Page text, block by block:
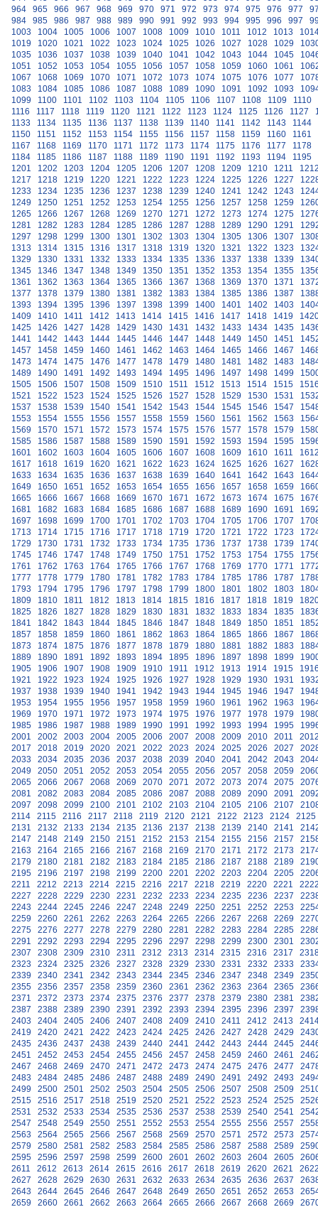
964
965 966 967 968 969 970 971 972 973 974 975 976 977
984
985 986 987 988 989 990 991 992 993 994 995 996 997
1003
1004 1005 1006 1007 1008 1009 1010 1011 1012 1013
1019
1020 1021 1022 1023 1024 1025 1026 1027 1028 1029
1035
1036 1037 1038 1039 1040 1041 1042 1043 1044 1045
1051
1052 1053 1054 1055 1056 1057 1058 1059 1060 1061
1067
1068 1069 1070 1071 1072 1073 1074 1075 1076 1077
1083
1084 1085 1086 1087 1088 1089 1090 1091 1092 1093
1099
1100 1101 1102 1103 1104 1105 1106 1107 1108 1109
1110
1116
1117 1118 1119 1120 1121 1122 1123 1124 1125 1126 1127
1133
1134 1135 1136 1137 1138 1139 1140 1141 1142 1143
1144
1150
1151 1152 1153 1154 1155 1156 1157 1158 1159 1160
1161
1167
1168 1169 1170 1171 1172 1173 1174 1175 1176 1177
1178
1184
1185 1186 1187 1188 1189 1190 1191 1192 1193 1194
1195
1201
1202 1203 1204 1205 1206 1207 1208 1209 1210 1211
1217
1218 1219 1220 1221 1222 1223 1224 1225 1226 1227
1233
1234 1235 1236 1237 1238 1239 1240 1241 1242 1243
1249
1250 1251 1252 1253 1254 1255 1256 1257 1258 1259
1265
1266 1267 1268 1269 1270 1271 1272 1273 1274 1275
1281
1282 1283 1284 1285 1286 1287 1288 1289 1290 1291
1297
1298 1299 1300 1301 1302 1303 1304 1305 1306 1307
1313
1314 1315 1316 1317 1318 1319 1320 1321 1322 1323
1329
1330 1331 1332 1333 1334 1335 1336 1337 1338 1339
1345
1346 1347 1348 1349 1350 1351 1352 1353 1354 1355
1361
1362 1363 1364 1365 1366 1367 1368 1369 1370 1371
1377
1378 1379 1380 1381 1382 1383 1384 1385 1386 1387
1393
1394 1395 1396 1397 1398 1399 1400 1401 1402 1403
1409
1410 1411 1412 1413 1414 1415 1416 1417 1418 1419
1425
1426 1427 1428 1429 1430 1431 1432 1433 1434 1435
1441
1442 1443 1444 1445 1446 1447 1448 1449 1450 1451
1457
1458 1459 1460 1461 1462 1463 1464 1465 1466 1467
1473
1474 1475 1476 1477 1478 1479 1480 1481 1482 1483
1489
1490 1491 1492 1493 1494 1495 1496 1497 1498 1499
1505
1506 1507 1508 1509 1510 1511 1512 1513 1514 1515
1521
1522 1523 1524 1525 1526 1527 1528 1529 1530 1531
1537
1538 1539 1540 1541 1542 1543 1544 1545 1546 1547
1553
1554 1555 1556 1557 1558 1559 1560 1561 1562 1563
1569
1570 1571 1572 1573 1574 1575 1576 1577 1578 1579
1585
1586 1587 1588 1589 1590 1591 1592 1593 1594 1595
1601
1602 1603 1604 1605 1606 1607 1608 1609 1610 1611
1617
1618 1619 1620 1621 1622 1623 1624 1625 1626 1627
1633
1634 1635 1636 1637 1638 1639 1640 1641 1642 1643
1649
1650 1651 1652 1653 1654 1655 1656 1657 1658 1659
1665
1666 1667 1668 1669 1670 1671 1672 1673 1674 1675
1681
1682 1683 1684 1685 1686 1687 1688 1689 1690 1691
1697
1698 1699 1700 1701 1702 1703 1704 1705 1706 1707
1713
1714 1715 1716 1717 1718 1719 1720 1721 1722 1723
1729
1730 1731 1732 1733 1734 1735 1736 1737 1738 1739
1745
1746 1747 1748 1749 1750 1751 1752 1753 1754 1755
1761
1762 1763 1764 1765 1766 1767 1768 1769 1770 1771
1777
1778 1779 1780 1781 1782 1783 1784 1785 1786 1787
1793
1794 1795 1796 1797 1798 1799 1800 1801 1802 1803
1809
1810 1811 1812 1813 1814 1815 1816 1817 1818 1819
1825
1826 1827 1828 1829 1830 1831 1832 1833 1834 1835
1841
1842 1843 1844 1845 1846 1847 1848 1849 1850 1851
1857
1858 1859 1860 1861 1862 1863 1864 1865 1866 1867
1873
1874 1875 1876 1877 1878 1879 1880 1881 1882 1883
1889
1890 1891 1892 1893 1894 1895 1896 1897 1898 1899
1905
1906 1907 1908 1909 1910 1911 1912 1913 1914 1915
1921
1922 1923 1924 1925 1926 1927 1928 1929 1930 1931
1937
1938 1939 1940 1941 1942 1943 1944 1945 1946 1947
1953
1954 1955 1956 1957 1958 1959 1960 1961 1962 1963
1969
1970 1971 1972 1973 1974 1975 1976 1977 1978 1979
1985
1986 1987 1988 1989 1990 1991 1992 1993 1994 1995
2001
2002 2003 2004 2005 2006 2007 2008 2009 2010 2011
2017
2018 2019 2020 2021 2022 2023 2024 2025 2026 2027
2033
2034 2035 2036 2037 2038 2039 2040 2041 2042 2043
2049
2050 2051 2052 2053 2054 2055 2056 2057 2058 2059
2065
2066 2067 2068 2069 2070 2071 2072 2073 2074 2075
2081
2082 2083 2084 2085 2086 2087 2088 2089 2090 2091
2097
2098 2099 2100 2101 2102 2103 2104 2105 2106 2107
2114
2115 2116 2117 2118 2119 2120 2121 2122 2123 2124
2125
2131
2132 2133 2134 2135 2136 2137 2138 2139 2140 2141
2147
2148 2149 2150 2151 2152 2153 2154 2155 2156 2157
2163
2164 2165 2166 2167 2168 2169 2170 2171 2172 2173
2179
2180 2181 2182 2183 2184 2185 2186 2187 2188 2189
2195
2196 2197 2198 2199 2200 2201 2202 2203 2204 2205
2211
2212 2213 2214 2215 2216 2217 2218 2219 2220 2221
2227
2228 2229 2230 2231 2232 2233 2234 2235 2236 2237
2243
2244 2245 2246 2247 2248 2249 2250 2251 2252 2253
2259
2260 2261 2262 2263 2264 2265 2266 2267 2268 2269
2275
2276 2277 2278 2279 2280 2281 2282 2283 2284 2285
2291
2292 2293 2294 2295 2296 2297 2298 2299 2300 2301
2307
2308 2309 2310 2311 2312 2313 2314 2315 2316 2317
2323
2324 2325 2326 2327 2328 2329 2330 2331 2332 2333
2339
2340 2341 2342 2343 2344 2345 2346 2347 2348 2349
2355
2356 2357 2358 2359 2360 2361 2362 2363 2364 2365
2371
2372 2373 2374 2375 2376 2377 2378 2379 2380 2381
2387
2388 2389 2390 2391 2392 2393 2394 2395 2396 2397
2403
2404 2405 2406 2407 2408 2409 2410 2411 2412 2413
2419
2420 2421 2422 2423 2424 2425 2426 2427 2428 2429
2435
2436 2437 2438 2439 2440 2441 2442 2443 2444 2445
2451
2452 2453 2454 2455 2456 2457 2458 2459 2460 2461
2467
2468 2469 2470 2471 2472 2473 2474 2475 2476 2477
2483
2484 2485 2486 2487 2488 2489 2490 2491 2492 2493
2499
2500 2501 2502 2503 2504 2505 2506 2507 2508 2509
2515
2516 2517 2518 2519 2520 2521 2522 2523 2524 2525
2531
2532 2533 2534 2535 2536 2537 2538 2539 2540 2541
2547
2548 2549 2550 2551 2552 2553 2554 2555 2556 2557
2563
2564 2565 2566 2567 2568 2569 2570 2571 2572 2573
2579
2580 2581 2582 2583 2584 2585 2586 2587 2588 2589
2595
2596 2597 2598 2599 2600 2601 2602 2603 2604 2605
2611
2612 2613 2614 2615 2616 2617 2618 2619 2620 2621
2627
2628 2629 2630 2631 2632 2633 2634 2635 2636 2637
2643
2644 2645 2646 2647 2648 2649 2650 2651 2652 2653
2659
2660 2661 2662 2663 2664 2665 2666 2667 2668 2669